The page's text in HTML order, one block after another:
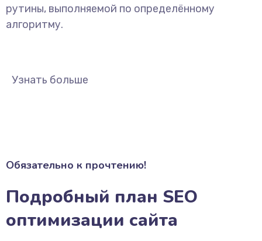
рутины, выполняемой по определённому
алгоритму.
Узнать больше
Обязательно к прочтению!
Подробный план SEO
оптимизации сайта